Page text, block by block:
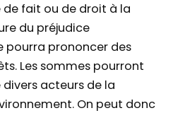
fait ou de droit à la
du préjudice
pourra prononcer des
Les sommes pourront
acteurs de la
On peut donc